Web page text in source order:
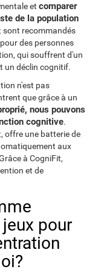
etcomparer
de la population
sont recommandés
des personnes
qui souffrent d'un
un déclin cognitif.
n'est pas
que grâce à un
nous pouvons
cognitive.
offre une batterie de
aux
à CogniFit,
et de
pour